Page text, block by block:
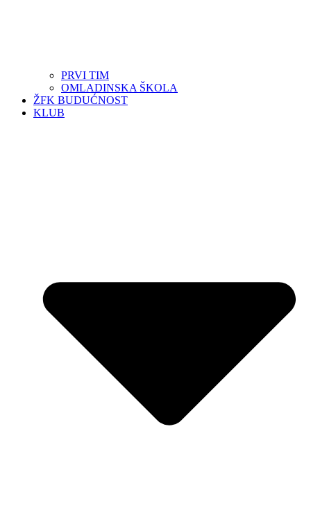
PRVI TIM
OMLADINSKA ŠKOLA
ŽFK BUDUĆNOST
KLUB